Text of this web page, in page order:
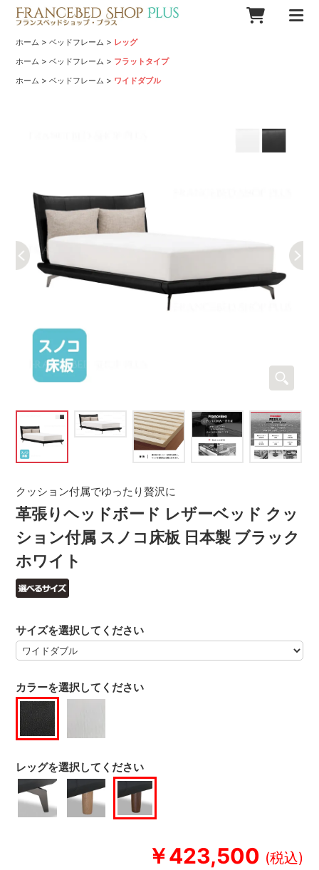
ホーム >ベッドフレーム > レッグ
ホーム >ベッドフレーム > フラットタイプ
ホーム >ベッドフレーム > ワイドダブル
革張りヘッドボード レザーベッド クッ
ション付属 スノコ床板 日本製 ブラック
ホワイト
クッション付属でゆったり贅沢に
￥423,500
カラーを選択してください
サイズを選択してください
レッグを選択してください